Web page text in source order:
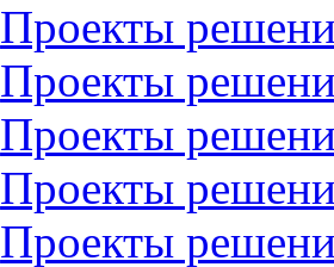
Проекты
Проекты
Проекты
Проекты
Проекты